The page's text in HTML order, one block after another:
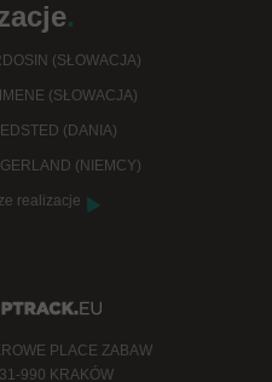
.
(SŁOWACJA)
(SŁOWACJA)
(DANIA)
(NIEMCY)
realizacje
PLACE ZABAW
990 KRAKÓW